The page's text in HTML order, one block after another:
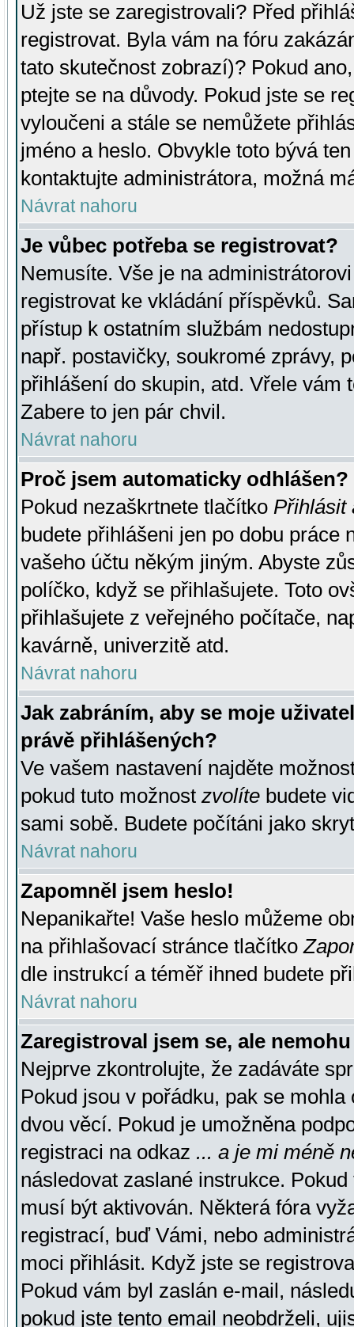
Už jste se zaregistrovali? Před
registrovat. Byla vám na fóru
tato skutečnost zobrazí)? Pokud
ptejte se na důvody. Pokud jste se
vyloučeni a stále se nemůžete
jméno a heslo. Obvykle toto bývá
kontaktujte administrátora, možná
Návrat nahoru
Je vůbec potřeba se registrovat?
Nemusíte. Vše je na
registrovat ke vkládání příspěvků.
přístup k ostatním službám
např. postavičky, soukromé zprávy,
přihlášení do skupin, atd. Vřele vám
Zabere to jen pár chvil.
Návrat nahoru
Proč jsem automaticky odhlášen?
Pokud nezaškrtnete tlačítko Přihlásit
budete přihlášeni jen po dobu práce
vašeho účtu někým jiným. Abyste
políčko, když se přihlašujete. Toto
přihlašujete z veřejného počítače,
kavárně, univerzitě atd.
Návrat nahoru
Jak zabráním, aby se moje
právě přihlášených?
Ve vašem nastavení najděte
pokud tuto možnost zvolíte budete
sami sobě. Budete počítáni jako
Návrat nahoru
Zapomněl jsem heslo!
Nepanikařte! Vaše heslo můžeme
na přihlašovací stránce tlačítko
dle instrukcí a téměř ihned budete
Návrat nahoru
Zaregistroval jsem se, ale
Nejprve zkontrolujte, že zadáváte
Pokud jsou v pořádku, pak se
dvou věcí. Pokud je umožněna
registraci na odkaz ... a je mi méně
následovat zaslané instrukce.
musí být aktivován. Některá fóra
registrací, buď Vámi, nebo
moci přihlásit. Když jste se
Pokud vám byl zaslán e-mail,
pokud jste tento email neobdrželi,